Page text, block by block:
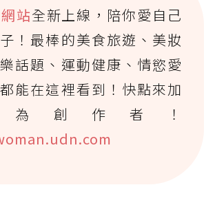
站全新上線，陪你愛自己
！最棒的美食旅遊、美妝
話題、運動健康、情慾愛
能在這裡看到！快點來加
為創作者！